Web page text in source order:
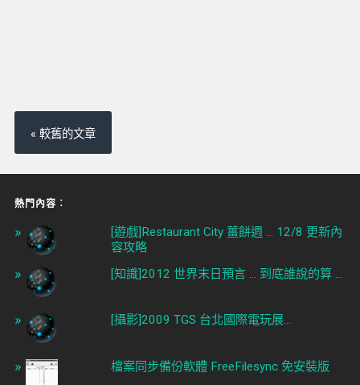
« 較舊的文章
熱門內容︰
[遊戲]Restaurant City 薑餅週 ... 12/8 更新內
容攻略
[知識]2012 世界末日預言 ... 到底誰說的算 ...
[攝影]2009 TGS 台北國際電玩展...
檔案同步備份軟體 FreeFilesync 免安裝版